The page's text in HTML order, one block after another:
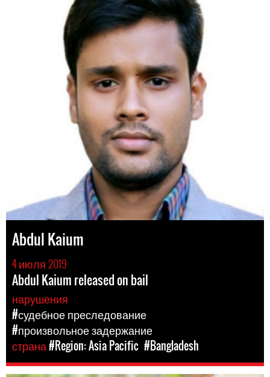
Abdul Kaium
4 июля 2019
Abdul Kaium released on bail
нарушения
#судебное преследование
#произвольное задержание
страна#Region: Asia Pacific #Bangladesh